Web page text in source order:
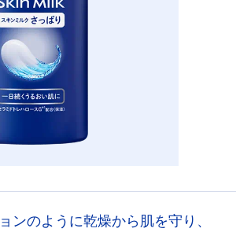
ンのように乾燥から肌を守り、